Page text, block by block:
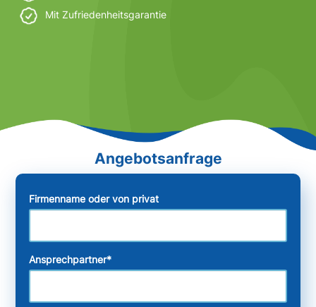
Mit Zufriedenheitsgarantie
Firmenname oder von privat
Ansprechpartner*